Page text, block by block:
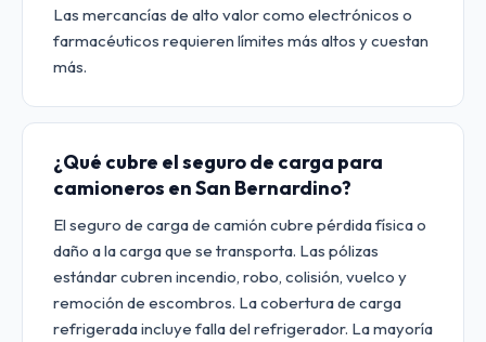
Las mercancías de alto valor como electrónicos o
farmacéuticos requieren límites más altos y cuestan
más.
¿Qué cubre el seguro de carga para
camioneros en San Bernardino?
El seguro de carga de camión cubre pérdida física o
daño a la carga que se transporta. Las pólizas
estándar cubren incendio, robo, colisión, vuelco y
remoción de escombros. La cobertura de carga
refrigerada incluye falla del refrigerador. La mayoría